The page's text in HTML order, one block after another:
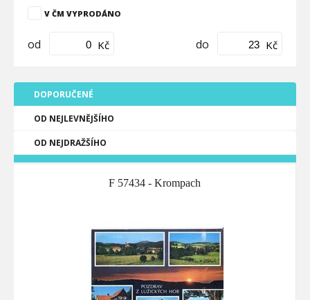
V ČM VYPRODÁNO
od Kč do Kč
DOPORUČENÉ
OD NEJLEVNĚJŠÍHO
OD NEJDRAŽŠÍHO
F 57434 - Krompach